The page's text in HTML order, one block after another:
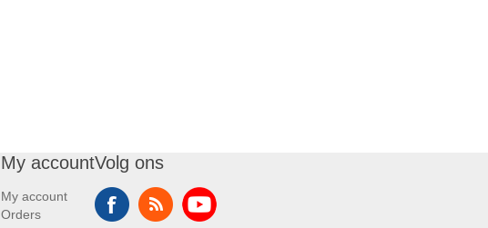
My account
My account
Orders
Volg ons